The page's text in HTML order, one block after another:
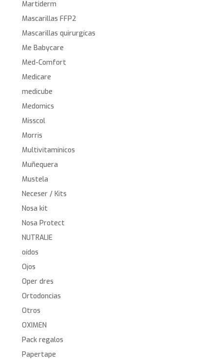
Martiderm
Mascarillas FFP2
Mascarillas quirurgícas
Me Babycare
Med-Comfort
Medicare
medicube
Medomics
Misscol
Morris
Multivitamínicos
Muñequera
Mustela
Neceser / Kits
Nosa kit
Nosa Protect
NUTRALIE
oídos
Ojos
Oper dres
Ortodoncias
Otros
OXIMEN
Pack regalos
Papertape